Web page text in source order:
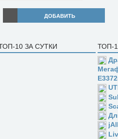
ДОБАВИТЬ
10 ЗА СУТКИ
ТОП-